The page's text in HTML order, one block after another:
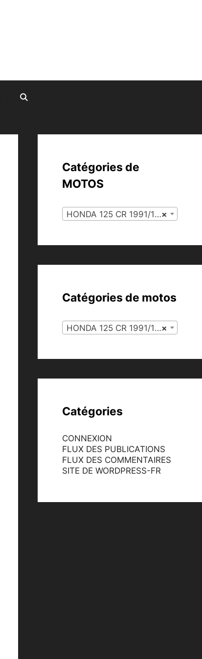
Catégories de
MOTOS
×
HONDA 125 CR 1991/1996 (92)
Catégories de motos
×
HONDA 125 CR 1991/1996 (92)
Catégories
CONNEXION
FLUX DES PUBLICATIONS
FLUX DES COMMENTAIRES
SITE DE WORDPRESS-FR